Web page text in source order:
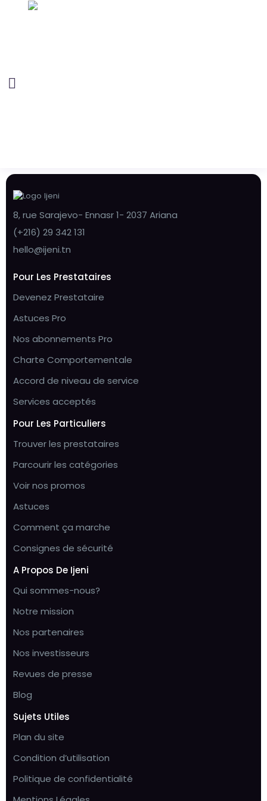
8, rue Sarajevo- Ennasr 1- 2037 Ariana
(+216) 29 342 131
hello@ijeni.tn
Pour Les Prestataires
Devenez Prestataire
Astuces Pro
Nos abonnements Pro
Charte Comportementale
Accord de niveau de service
Services acceptés
Pour Les Particuliers
Trouver les prestataires
Parcourir les catégories
Voir nos promos
Astuces
Comment ça marche
Consignes de sécurité
A Propos De Ijeni
Qui sommes-nous?
Notre mission
Nos partenaires
Nos investisseurs
Revues de presse
Blog
Sujets Utiles
Plan du site
Condition d’utilisation
Politique de confidentialité